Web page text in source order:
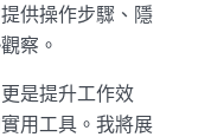
供操作步驟、隱
察。
是提升工作效
用工具。我將展